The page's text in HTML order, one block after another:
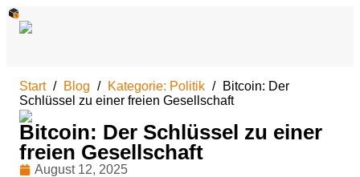
Start Blog Kategorie: Politik
Bitcoin: Der
Schlüssel zu einer freien Gesellschaft
Bitcoin: Der Schlüssel zu einer
freien Gesellschaft
August 12, 2025